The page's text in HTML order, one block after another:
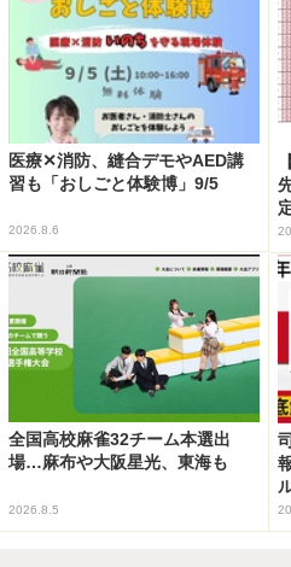
医療✕消防、縫合デモやAED講
習も「おしごと体験博」9/5
2026.8.6
全国高校麻雀32チーム本選出
場…麻布や大阪星光、東海も
2026.8.5